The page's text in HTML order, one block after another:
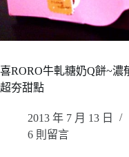
喜RORO牛軋糖奶Q餅~濃
超夯甜點
2013 年 7 月 13 日
6 則留言